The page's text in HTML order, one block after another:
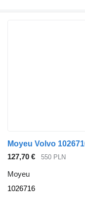
127,70 € 550 PLN
Moyeu
1026716